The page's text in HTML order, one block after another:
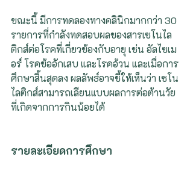
ขณะนี้ มีการทดลองทางคลินิกมากกว่า 30
รายการที่กำลังทดสอบผลของสารเซโนไล
ติกส์ต่อโรคที่เกี่ยวข้องกับอายุ เช่น อัลไซเม
อร์ โรคข้ออักเสบ และโรคอ้วน และเมื่อการ
ศึกษาสิ้นสุดลง ผลลัพธ์อาจชี้ให้เห็นว่า เซโน
ไลติกส์สามารถเลียนแบบผลการต่อต้านวัย
ที่เกิดจากการกินน้อยได้
รายละเอียดการศึกษา